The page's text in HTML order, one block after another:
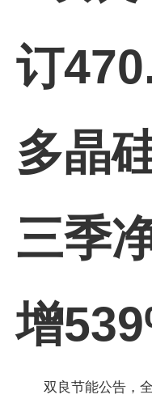
订
多晶
三季
增
双良节能公告，